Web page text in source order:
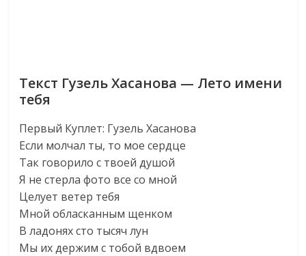
Текст Гузель Хасанова — Лето имени
тебя
Первый Куплет: Гузель Хасанова
Если молчал ты, то мое сердце
Так говорило с твоей душой
Я не стерла фото все со мной
Целует ветер тебя
Мной обласканным щенком
В ладонях сто тысяч лун
Мы их держим с тобой вдвоем